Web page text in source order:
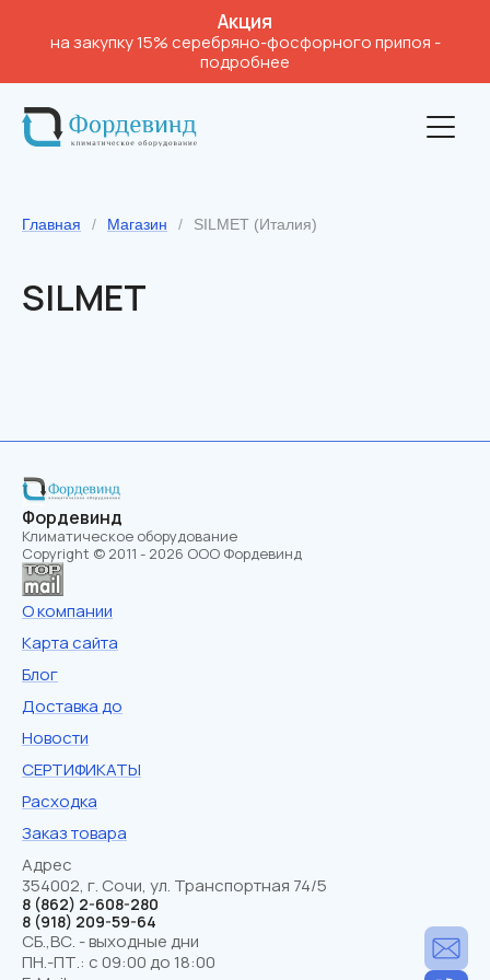
Акция
на закупку 15% серебряно-фосфорного припоя -
подробнее
Главная / Магазин / SILMET (Италия)
SILMET
Фордевинд
Климатическое оборудование
Copyright © 2011 - 2026 ООО Фордевинд
О компании
Карта сайта
Блог
Доставка до
Новости
СЕРТИФИКАТЫ
Расходка
Заказ товара
Адрес
354002, г. Сочи, ул. Транспортная 74/5
8 (862) 2-608-280
8 (918) 209-59-64
СБ.,ВС. - выходные дни
ПН.-ПТ.: с 09:00 до 18:00